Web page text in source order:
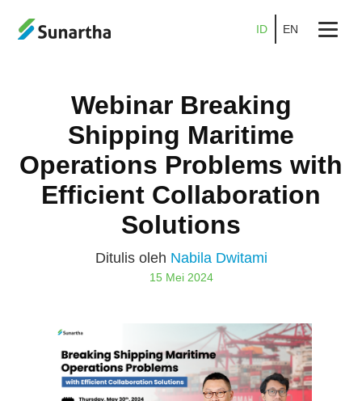
Layanan
Kontak
ID EN
Webinar Breaking
Shipping Maritime
Operations Problems with
Efficient Collaboration
Solutions
Ditulis oleh Nabila Dwitami
15 Mei 2024